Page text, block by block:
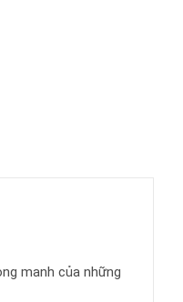
manh của những